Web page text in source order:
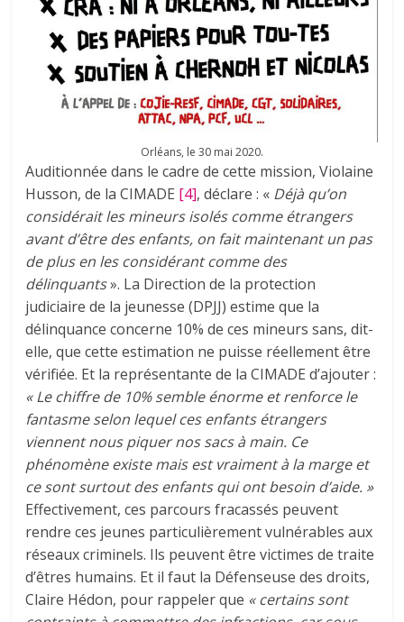
Orléans, le 30 mai 2020.
Auditionnée dans le cadre de cette mission, Violaine
Husson, de la CIMADE [4], déclare : « Déjà qu’on
considérait les mineurs isolés comme étrangers
avant d’être des enfants, on fait maintenant un pas
de plus en les considérant comme des
délinquants». La Direction de la protection
judiciaire de la jeunesse (DPJJ) estime que la
délinquance concerne 10% de ces mineurs sans, dit-
elle, que cette estimation ne puisse réellement être
vérifiée. Et la représentante de la CIMADE d’ajouter :
« Le chiffre de 10% semble énorme et renforce le
fantasme selon lequel ces enfants étrangers
viennent nous piquer nos sacs à main. Ce
phénomène existe mais est vraiment à la marge et
ce sont surtout des enfants qui ont besoin d’aide. »
Effectivement, ces parcours fracassés peuvent
rendre ces jeunes particulièrement vulnérables aux
réseaux criminels. Ils peuvent être victimes de traite
d’êtres humains. Et il faut la Défenseuse des droits,
Claire Hédon, pour rappeler que « certains sont